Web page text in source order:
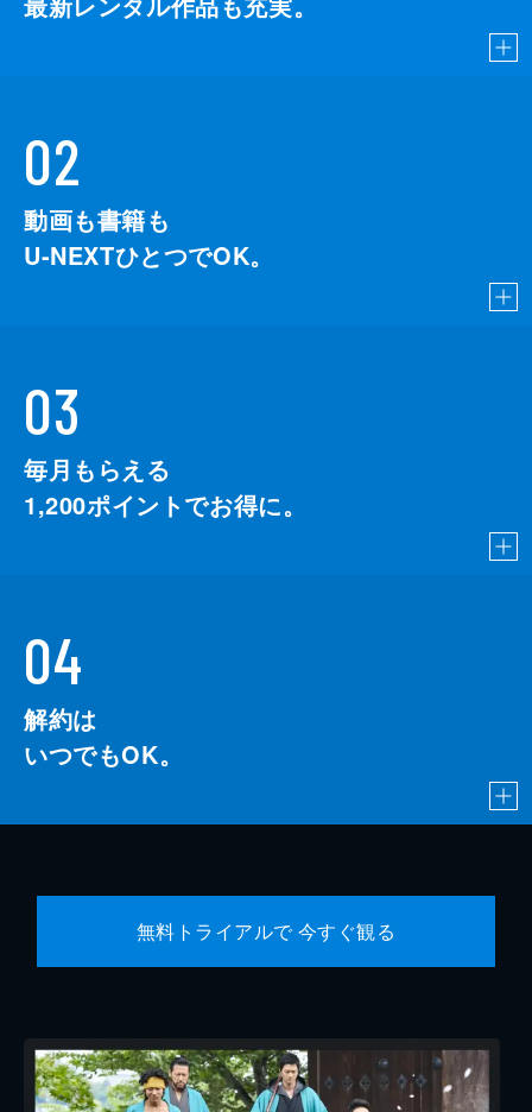
02
動画も書籍も
U-NEXTひとつでOK。
03
毎月もらえる
1,200ポイントでお得に。
04
解約は
いつでもOK。
無料トライアルで 今すぐ観る